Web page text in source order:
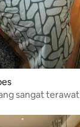
sangat terawat